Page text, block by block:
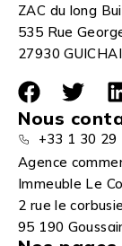
ZAC du long
535 Rue
27930
Nous
+33 1 30 29
Agence
Immeuble Le
2 rue le
95 190